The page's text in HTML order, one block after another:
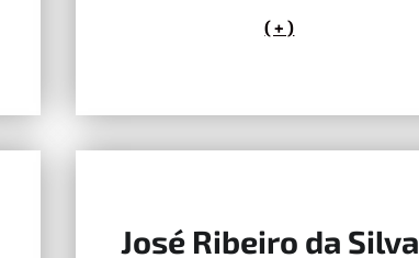
( + )
José Ribeiro da Silva